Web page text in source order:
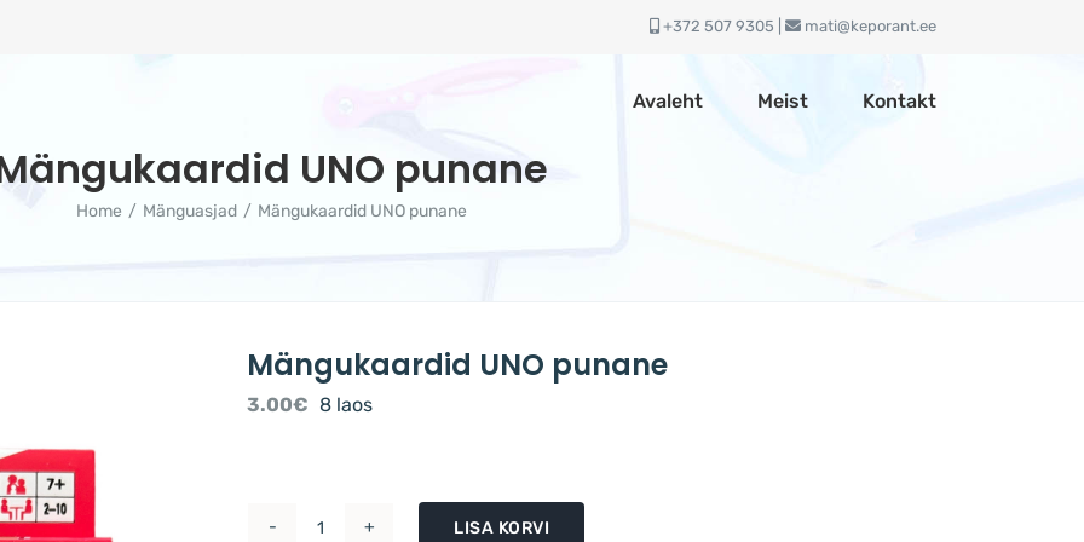
+372 507 9305 | mati@keporant.ee
Avaleht Meist Kontakt
UNO punane
Home Mänguasjad Mängukaardid UNO punane
Mängukaardid UNO punane
3.00€ 8 laos
LISA KORVI